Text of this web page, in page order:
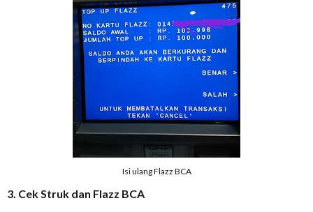
Isi ulang Flazz BCA
3. Cek Struk dan Flazz BCA